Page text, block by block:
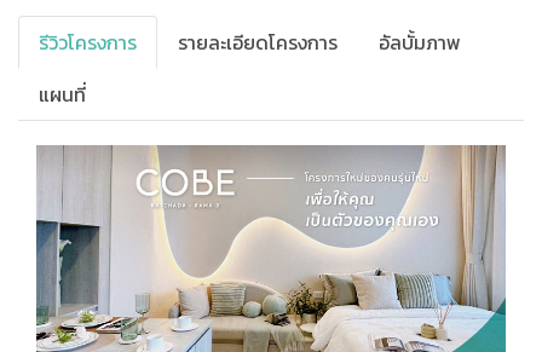
รีวิวโครงการ รายละเอียดโครงการ
อัลบั้มภาพ
แผนที่